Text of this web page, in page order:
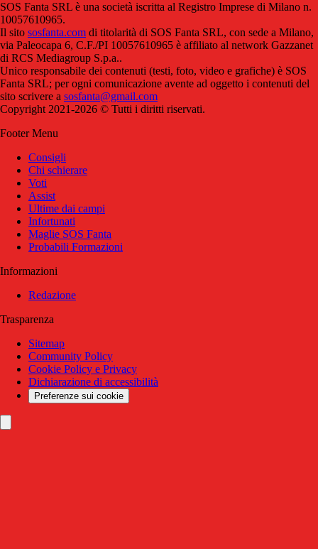
SOS Fanta SRL è una società iscritta al Registro Imprese di Milano n.
10057610965.
Il sito sosfanta.com di titolarità di SOS Fanta SRL, con sede a Milano,
via Paleocapa 6, C.F./PI 10057610965 è affiliato al network Gazzanet
di RCS Mediagroup S.p.a..
Unico responsabile dei contenuti (testi, foto, video e grafiche) è SOS
Fanta SRL; per ogni comunicazione avente ad oggetto i contenuti del
sito scrivere a sosfanta@gmail.com
Copyright 2021-2026 © Tutti i diritti riservati.
Footer Menu
Consigli
Chi schierare
Voti
Assist
Ultime dai campi
Infortunati
Maglie SOS Fanta
Probabili Formazioni
Informazioni
Redazione
Trasparenza
Sitemap
Community Policy
Cookie Policy e Privacy
Dichiarazione di accessibilità
Preferenze sui cookie